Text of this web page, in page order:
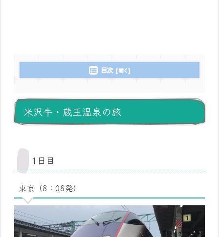
目次
米沢牛・蔵王温泉の旅
1日目
東京（8：08発）